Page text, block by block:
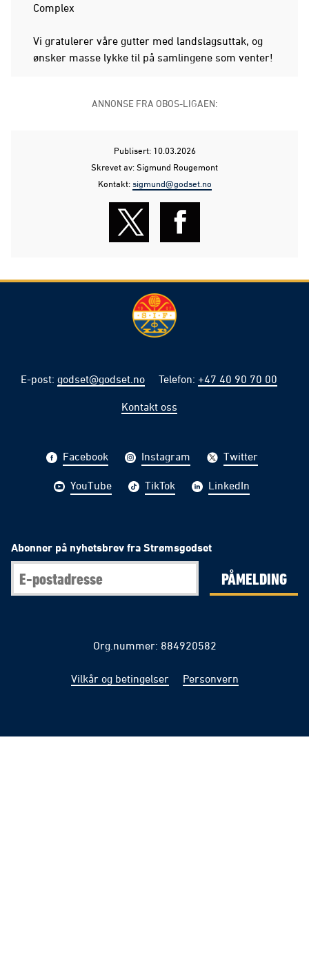
Complex
Vi gratulerer våre gutter med landslagsuttak, og
ønsker masse lykke til på samlingene som venter!
ANNONSE FRA OBOS-LIGAEN:
Publisert: 10.03.2026
Skrevet av: Sigmund Rougemont
Kontakt:sigmund@godset.no
E-post: godset@godset.no Telefon: +47 40 90 70 00
Kontakt oss
Facebook Instagram Twitter
YouTube TikTok LinkedIn
Abonner på nyhetsbrev fra Strømsgodset
PÅMELDING
Org.nummer: 884920582
Vilkår og betingelser Personvern